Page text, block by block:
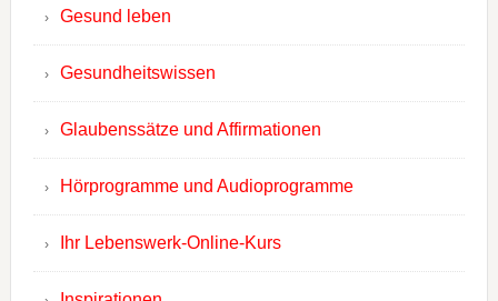
Gesund leben
Gesundheitswissen
Glaubenssätze und Affirmationen
Hörprogramme und Audioprogramme
Ihr Lebenswerk-Online-Kurs